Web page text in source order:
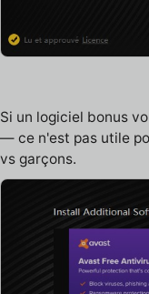
Si un logiciel bonus
— ce n'est pas utile
vs garçons.